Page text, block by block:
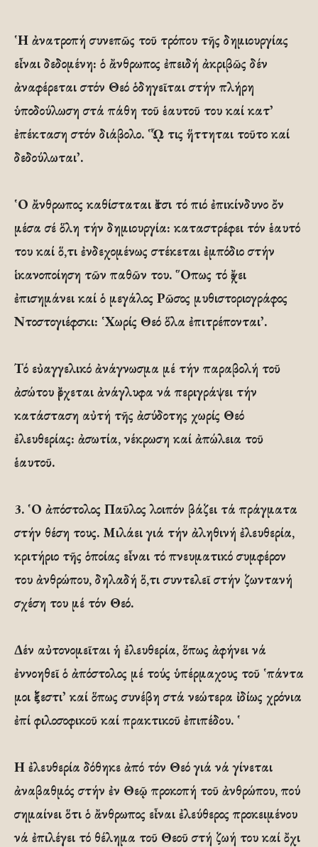
῾Η ἀνατροπή συνεπῶς τοῦ τρόπου τῆς δημιουργίας
εἶναι δεδομένη: ὁ ἄνθρωπος ἐπειδή ἀκριβῶς δέν
ἀναφέρεται στόν Θεό ὁδηγεῖται στήν πλήρη
ὑποδούλωση στά πάθη τοῦ ἑαυτοῦ του καί κατ᾽
ἐπέκταση στόν διάβολο. ῾ᾯ τις ἥττηται τοῦτο καί
δεδούλωται᾽.
῾Ο ἄνθρωπος καθίσταται ἔτσι τό πιό ἐπικίνδυνο ὄν
μέσα σέ ὅλη τήν δημιουργία: καταστρέφει τόν ἑαυτό
του καί ὅ,τι ἐνδεχομένως στέκεται ἐμπόδιο στήν
ἱκανοποίηση τῶν παθῶν του. ῞Οπως τό ἔχει
ἐπισημάνει καί ὁ μεγάλος Ρῶσος μυθιστοριογράφος
Ντοστογιέφσκι: ῾Χωρίς Θεό ὅλα ἐπιτρέπονται᾽.
Τό εὐαγγελικό ἀνάγνωσμα μέ τήν παραβολή τοῦ
ἀσώτου ἔρχεται ἀνάγλυφα νά περιγράψει τήν
κατάσταση αὐτή τῆς ἀσύδοτης χωρίς Θεό
ἐλευθερίας: ἀσωτία, νέκρωση καί ἀπώλεια τοῦ
ἑαυτοῦ.
3. ῾Ο ἀπόστολος Παῦλος λοιπόν βάζει τά πράγματα
στήν θέση τους. Μιλάει γιά τήν ἀληθινή ἐλευθερία,
κριτήριο τῆς ὁποίας εἶναι τό πνευματικό συμφέρον
του ἀνθρώπου, δηλαδή ὅ,τι συντελεῖ στήν ζωντανή
σχέση του μέ τόν Θεό.
Δέν αὐτονομεῖται ἡ ἐλευθερία, ὅπως ἀφήνει νά
ἐννοηθεῖ ὁ ἀπόστολος μέ τούς ὑπέρμαχους τοῦ ῾πάντα
μοι ἔξεστι᾽ καί ὅπως συνέβη στά νεώτερα ἰδίως χρόνια
ἐπί φιλοσοφικοῦ καί πρακτικοῦ ἐπιπέδου. ῾
Η ἐλευθερία δόθηκε ἀπό τόν Θεό γιά νά γίνεται
ἀναβαθμός στήν ἐν Θεῷ προκοπή τοῦ ἀνθρώπου, πού
σημαίνει ὅτι ὁ ἄνθρωπος εἶναι ἐλεύθερος προκειμένου
νά ἐπιλέγει τό θέλημα τοῦ Θεοῦ στή ζωή του καί ὄχι